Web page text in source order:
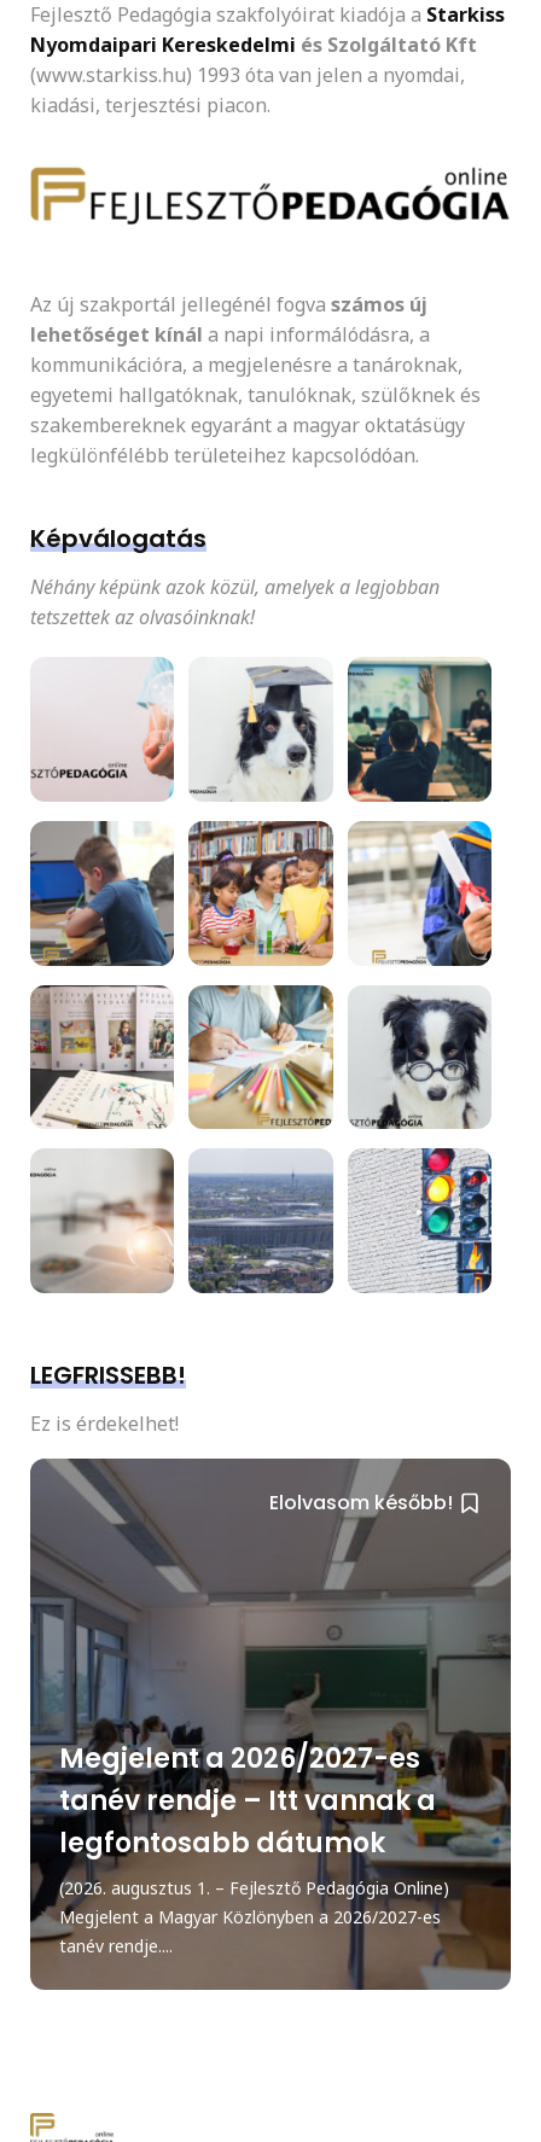
Fejlesztő Pedagógia szakfolyóirat kiadója a Starkiss
Nyomdaipari Kereskedelmi és Szolgáltató Kft
(www.starkiss.hu) 1993 óta van jelen a nyomdai,
kiadási, terjesztési piacon.
Az új szakportál jellegénél fogva számos új
lehetőséget kínál a napi informálódásra, a
kommunikációra, a megjelenésre a tanároknak,
egyetemi hallgatóknak, tanulóknak, szülőknek és
szakembereknek egyaránt a magyar oktatásügy
legkülönfélébb területeihez kapcsolódóan.
Képválogatás
Néhány képünk azok közül, amelyek a legjobban
tetszettek az olvasóinknak!
LEGFRISSEBB!
Ez is érdekelhet!
Elolvasom később!
Megjelent a 2026/2027-es
tanév rendje – Itt vannak a
legfontosabb dátumok
(2026. augusztus 1. – Fejlesztő Pedagógia Online)
Megjelent a Magyar Közlönyben a 2026/2027-es
tanév rendje....